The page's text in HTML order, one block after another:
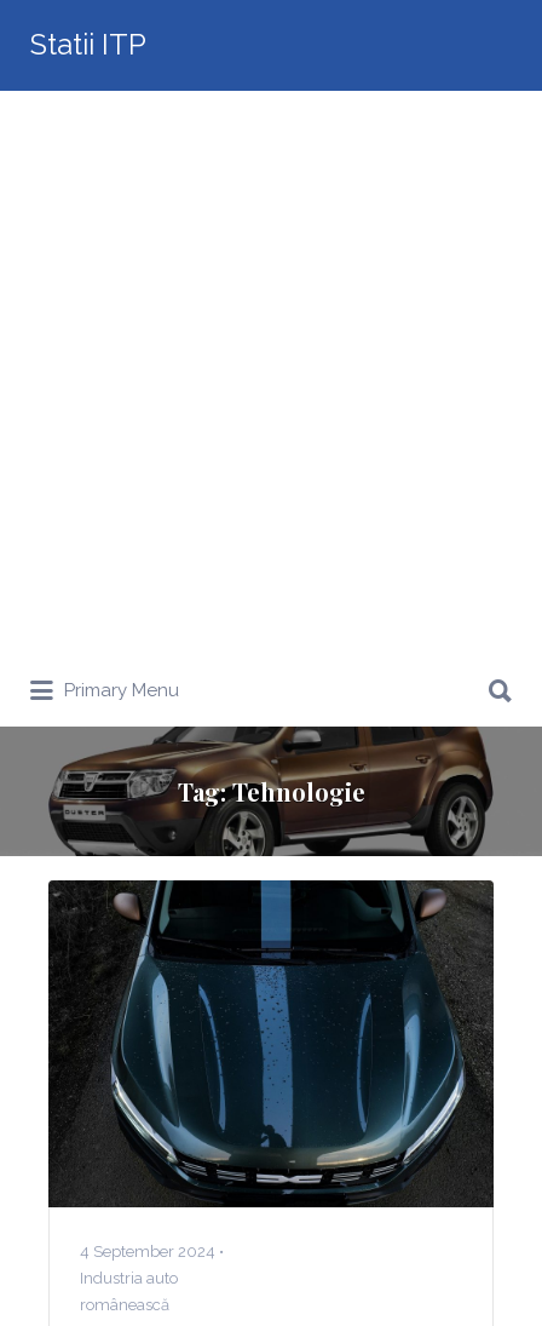
Statii ITP
for:
Primary Menu
for:
Tag:Tehnologie
4 September 2024 •
Industria auto
românească